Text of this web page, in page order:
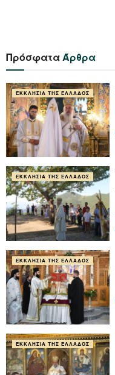
ΠρόσφαταΆρθρα
ΕΚΚΛΗΣΊΑ ΤΗΣ ΕΛΛΆΔΟΣ
ΕΚΚΛΗΣΊΑ ΤΗΣ ΕΛΛΆΔΟΣ
ΕΚΚΛΗΣΊΑ ΤΗΣ ΕΛΛΆΔΟΣ
ΕΚΚΛΗΣΊΑ ΤΗΣ ΕΛΛΆΔΟΣ